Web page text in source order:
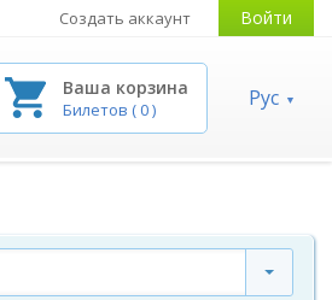
Создать аккаунт Войти
Ваша корзина
Билетов (0) Рус